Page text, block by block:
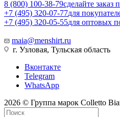
8 (800) 100-38-79сделайте заказ
+7 (495) 320-07-77для
+7 (495) 320-05-55для оптовых
maia@menshirt.ru
г. Узловая, Тульская область
Вконтакте
Telegram
WhatsApp
2026 © Группа марок Colletto